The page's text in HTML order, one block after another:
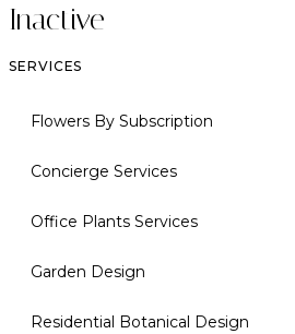
Inactive
SERVICES
Flowers By Subscription
Concierge Services
Office Plants Services
Garden Design
Residential Botanical Design